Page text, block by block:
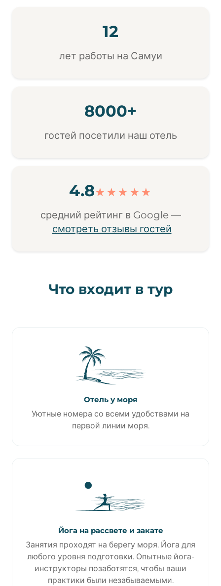
12
лет работы на Самуи
8000+
гостей посетили наш отель
4.8★★★★★
средний рейтинг в Google —
смотреть отзывы гостей
Что входит в тур
Отель у моря
Уютные номера со всеми удобствами на
первой линии моря.
Йога на рассвете и закате
Занятия проходят на берегу моря. Йога для
любого уровня подготовки. Опытные йога-
инструкторы позаботятся, чтобы ваши
практики были незабываемыми.